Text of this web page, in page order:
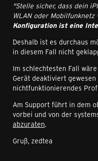
"Stelle sicher, dass dein
WLAN oder Mobilfunknetz
Konfiguration ist eine
Deshalb ist es durchaus
in diesem Fall nicht
Im schlechtesten Fall
Gerät deaktiviert
nichtfunktionierendes
Am Support führt in dem
vorbei und von der
abzuraten.
Gruß, zedtea